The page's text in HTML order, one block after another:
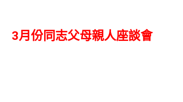
3月份同志父母親人座談會